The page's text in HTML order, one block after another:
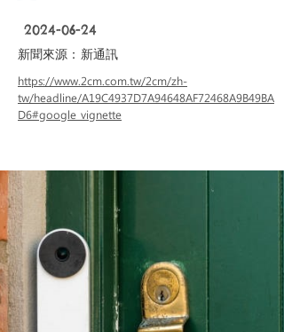
2024-06-24
新通訊
新聞來源：
https://www.2cm.com.tw/2cm/zh-
tw/headline/A19C4937D7A94648AF72468A9B49BA
D6#google_vignette